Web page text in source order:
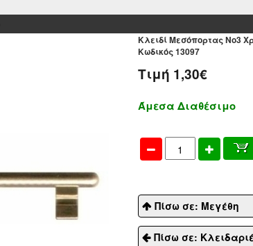
Κλειδί Μεσόπορτας Νο3
Kωδικός 13097
Τιμή 1,30€
Άμεσα Διαθέσιμο
Πίσω σε: Μεγέθη
Πίσω σε: